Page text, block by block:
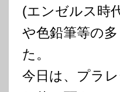
(エンゼルス時
や色鉛筆等の
た。
今日は、プラ